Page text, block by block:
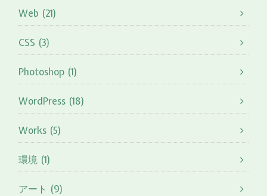
Web (21)
CSS (3)
Photoshop (1)
WordPress (18)
Works (5)
環境 (1)
アート (9)